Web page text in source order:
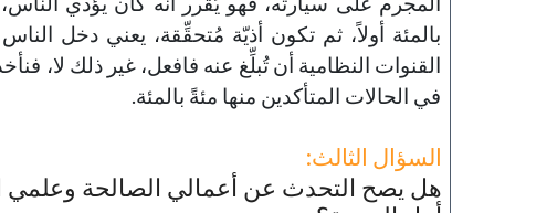
بالمئة أولاً، ثم تكون أذيّة مُتحقِّقة، يعني دخل
القنوات النظامية أن تُبلِّغ عنه فافعل، غير ذلك لا،
في الحالات المتأكدين منها مئةً بالمئة.
السؤال الثالث:
هل يصح التحدث عن أعمالي الصالحة وعلمي